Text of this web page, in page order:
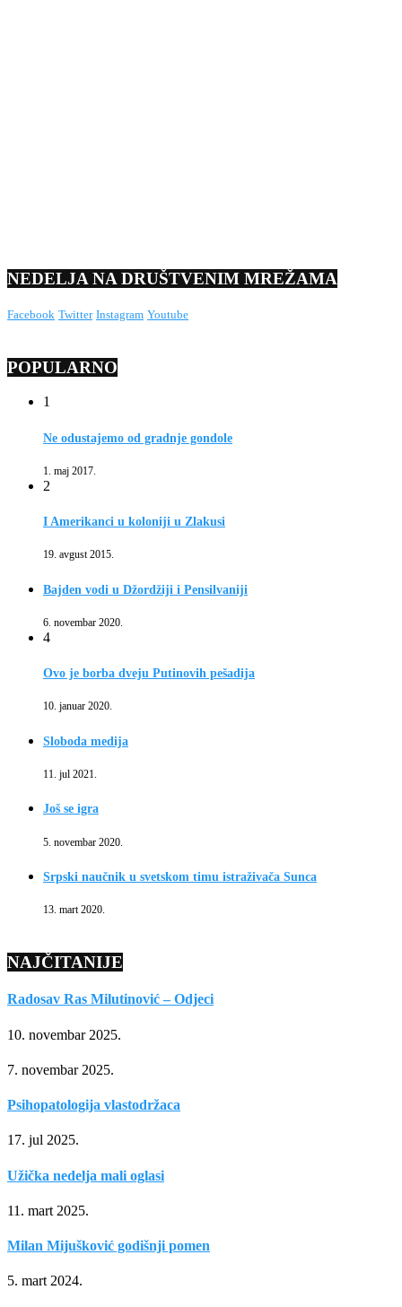
NEDELJA NA DRUŠTVENIM MREŽAMA
Facebook Twitter Instagram Youtube
POPULARNO
1
Ne odustajemo od gradnje gondole
1. maj 2017.
2
I Amerikanci u koloniji u Zlakusi
19. avgust 2015.
Bajden vodi u Džordžiji i Pensilvaniji
6. novembar 2020.
4
Ovo je borba dveju Putinovih pešadija
10. januar 2020.
Sloboda medija
11. jul 2021.
Još se igra
5. novembar 2020.
Srpski naučnik u svetskom timu istraživača Sunca
13. mart 2020.
NAJČITANIJE
Radosav Ras Milutinović – Odjeci
10. novembar 2025.
7. novembar 2025.
Psihopatologija vlastodržaca
17. jul 2025.
Užička nedelja mali oglasi
11. mart 2025.
Milan Mijušković godišnji pomen
5. mart 2024.